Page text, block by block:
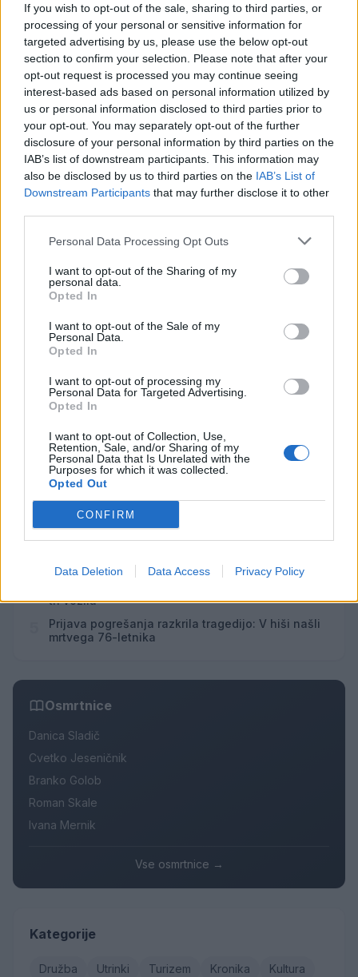
If you wish to opt-out of the sale, sharing to third parties, or
processing of your personal or sensitive information for
targeted advertising by us, please use the below opt-out
section to confirm your selection. Please note that after your
opt-out request is processed you may continue seeing
interest-based ads based on personal information utilized by
us or personal information disclosed to third parties prior to
your opt-out. You may separately opt-out of the further
disclosure of your personal information by third parties on the
IAB’s list of downstream participants. This information may
also be disclosed by us to third parties on the IAB’s List of
Downstream Participants that may further disclose it to other
Personal Data Processing Opt Outs
I want to opt-out of the Sharing of my
personal data.
Opted In
I want to opt-out of the Sale of my
Personal Data.
Opted In
I want to opt-out of processing my
Personal Data for Targeted Advertising.
Opted In
I want to opt-out of Collection, Use,
Retention, Sale, and/or Sharing of my
Personal Data that Is Unrelated with the
Purposes for which it was collected.
Opted Out
CONFIRM
Data Deletion Data Access Privacy Policy
Opozorilo:Po 297. členu Kazenskega zakonika je
posameznik kazensko odgovoren za javno spodbujanje
sovraštva, nasilja ali nestrpnosti. Komentarji z žaljivimi,
rasističnimi, diskriminatornimi ali nezakonitimi vsebinami
bodo odstranjeni. Pravila komentiranja →
Failed to fetch
Prihajajoči dogodki
AVG Poletni bolšji sejem
AVG
8 18:00
AVG
8
Fuj, gosenica!
10:00
AVG
8
Backrooms: Brez izhoda
21:00
Vsi dogodki →
Najbolj brano
Pretep v gostinskem lokalu v Velenju: 46-letnik
moškega udaril s steklenico in ga zabodel
(VIDEO) "Mislil sem, da je konec": Lastnik
velenjske picerije o padcu s padalom na
Hrvaškem
Korošico po pristanku
tri vozila
Prijava pogrešanja razkrila tragedijo: V hiši našli
mrtvega 76-letnika
Osmrtnice
Danica Sladič
Cvetko Jeseničnik
Branko Golob
Roman Skale
Ivana Mernik
Vse osmrtnice →
Kategorije
Družba Utrinki Turizem Kronika
Kultura